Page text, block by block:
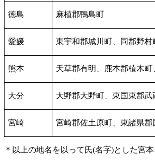
徳島 麻植郡鴨島町
愛媛 東宇和郡城川町、同郡野村
熊本 天草郡有明、鹿本郡植木
大分 大野郡大野町、東国東郡武
宮崎 宮崎郡佐土原町、東諸県郡
＊以上の地名を以って氏(名字)とした宮